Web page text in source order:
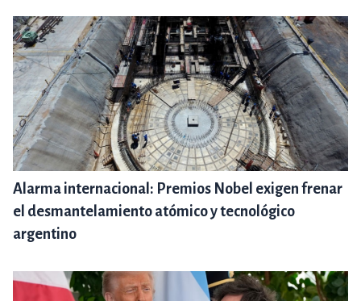
Alarma internacional: Premios Nobel exigen frenar
el desmantelamiento atómico y tecnológico
argentino